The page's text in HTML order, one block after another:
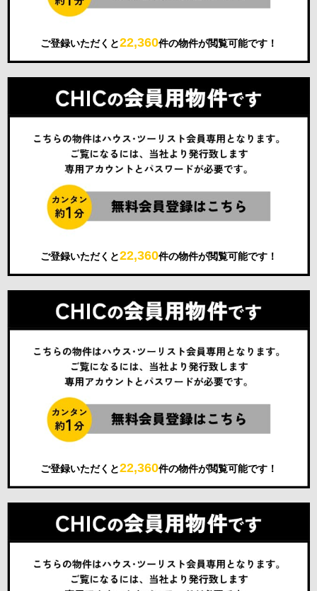
ご登録いただくと22,360件の物件が閲覧可能です！
ご登録いただくと22,360件の物件が閲覧可能です！
ご登録いただくと22,360件の物件が閲覧可能です！